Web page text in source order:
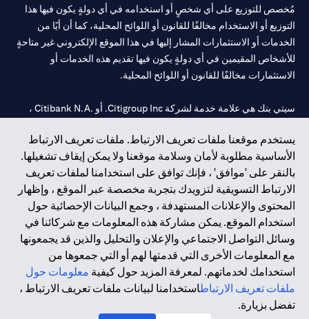
يستخدم موقعنا ملفات تعريف الارتباط. ملفات تعريف الارتباط
الأساسية مطلوبة لأمان وسلامة موقعنا ولا يمكن إيقاف تشغيلها.
بالنقر على 'موافق' ، فإنك توافق على استخدامنا لملفات تعريف
الارتباط التسويقية لتزويدك بتجربة مخصصة عبر الموقع ، وإظهار
المحتوى والإعلانات المستهدفة ، وجمع البيانات الإحصائية حول
استخدام الموقع. يمكن مشاركة هذه المعلومات مع شركائنا في
وسائل التواصل الاجتماعي والإعلان والتحليل والذين قد يجمعونها
مع المعلومات الأخرى التي قدمتها لهم أو التي جمعوها من
استخدامك لخدماتهم. لمعرفة المزيد حول كيفية معلومات حول
ملفات تعريف الارتباطاستخدامنا لبيانات ملفات تعريف الارتباط ،
تفضل بزيارة.
مُخصص للتوزيع على أي شخصٍ أو استخدامه في أي دولةٍ يكون فيها هذا
التوزيع أو الاستخدام مخالفًا للقانون أو اللوائح المحلية، كما أن أيًا من
الخدمات أو الاستثمارات المشار إليها في هذا الموقع الإلكتروني غير متاحةٍ
للأشخاص المقيمين في أي دولةٍ يكون فيها تقديم هذه الخدمات أو
الاستثمارات مخالفًا للقانون أو اللوائح المحلية.
سيتي بنك هي علامة خدمة لشركة Citigroup Inc. أو .Citibank N.A ،
سيتي بنك إن. إيه. الإمارات مسجل لدى مصرف الإمارات المركزي تحت
أرقام التراخيص 202563 لفرع الوصل في دبي، 531989 لفرع مول
الإمارات في دبي، وCN-1002019لفرع أبوظبي. هاتف: 4000 311 04.
فرع سيتي بنك إن إيه - الإمارات العربية المتحدة مرخص من مصرف
الإمارات العربية المتحدة المركزي كفرع لبنك أجنبي.
سيتي بنك إن إيه الإمارات العربية المتحدة مرخص من هيئة الأوراق المالية
والسلع في الإمارات العربية المتحدة ("SCA") للقيام بالنشاط المالي لـ أ)
الاستشارات المالية والتعريف والترويج بموجب ترخيص رقم
20200000097 ب) وسيط تداول في الأسواق الدولية بموجب ترخيص